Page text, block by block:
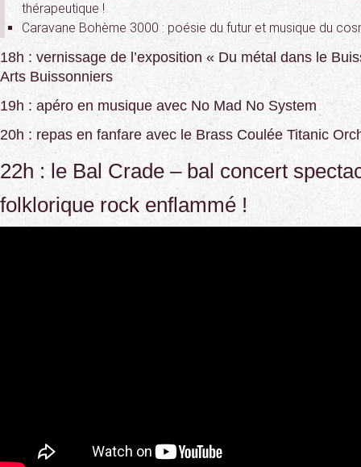
thérapeutique !
Caravane Bohème 3000 : poésie du futur et musique du
18h : vernissage de l’exposition « Du métal dans le
Arts Buissonniers
19h : apéro en musique avec No Mad No System
20h : repas en fanfare avec le Brass Coulée Titanic
22h : le Bal Crade – bal concert
folklorique rock enflammé !